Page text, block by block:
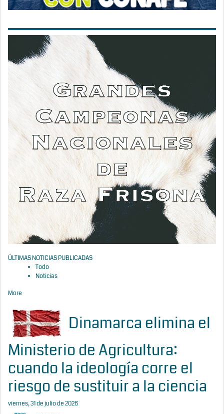
ÚLTIMAS NOTICIAS PUBLICADAS
Todo
Noticias
More
Dinamarca elimina el
Ministerio de Agricultura:
cuando la ideología corre el
riesgo de sustituir a la ciencia
viernes, 31 de julio de 2026